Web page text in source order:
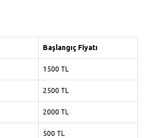
Başlangıç Fiyatı
1500 TL
2500 TL
2000 TL
500 TL